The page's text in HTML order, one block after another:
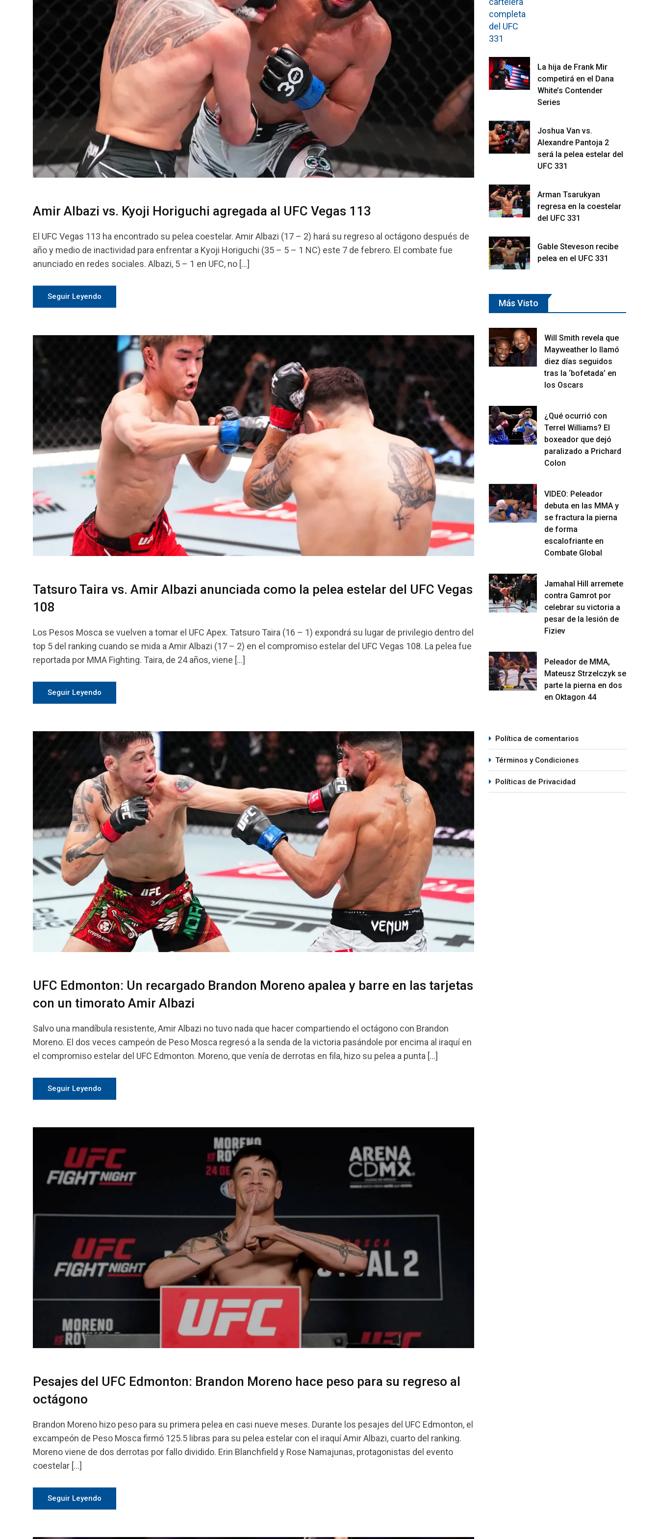
Amir Albazi vs. Kyoji Horiguchi agregada al UFC Vegas 113
El UFC Vegas 113 ha encontrado su pelea coestelar. Amir Albazi (17 – 2) hará su regreso al octágono después de
año y medio de inactividad para enfrentar a Kyoji Horiguchi (35 – 5 – 1 NC) este 7 de febrero. El combate fue
anunciado en redes sociales. Albazi, 5 – 1 en UFC, no […]
Seguir Leyendo
Tatsuro Taira vs. Amir Albazi anunciada como la pelea estelar del UFC Vegas
108
Los Pesos Mosca se vuelven a tomar el UFC Apex. Tatsuro Taira (16 – 1) expondrá su lugar de privilegio dentro del
top 5 del ranking cuando se mida a Amir Albazi (17 – 2) en el compromiso estelar del UFC Vegas 108. La pelea fue
reportada por MMA Fighting. Taira, de 24 años, viene […]
Seguir Leyendo
UFC Edmonton: Un recargado Brandon Moreno apalea y barre en las tarjetas
con un timorato Amir Albazi
Salvo una mandíbula resistente, Amir Albazi no tuvo nada que hacer compartiendo el octágono con Brandon
Moreno. El dos veces campeón de Peso Mosca regresó a la senda de la victoria pasándole por encima al iraquí en
el compromiso estelar del UFC Edmonton. Moreno, que venía de derrotas en fila, hizo su pelea a punta […]
Seguir Leyendo
Pesajes del UFC Edmonton: Brandon Moreno hace peso para su regreso al
octágono
Brandon Moreno hizo peso para su primera pelea en casi nueve meses. Durante los pesajes del UFC Edmonton, el
excampeón de Peso Mosca firmó 125.5 libras para su pelea estelar con el iraquí Amir Albazi, cuarto del ranking.
Moreno viene de dos derrotas por fallo dividido. Erin Blanchfield y Rose Namajunas, protagonistas del evento
coestelar […]
Seguir Leyendo
La hija de Frank Mir
competirá en el Dana
White’s Contender
Series
Joshua Van vs.
Alexandre Pantoja 2
será la pelea estelar del
UFC 331
Arman Tsarukyan
regresa en la coestelar
del UFC 331
Gable Steveson recibe
pelea en el UFC 331
Más Visto
Will Smith revela que
Mayweather lo llamó
diez días seguidos
tras la ‘bofetada’ en
los Oscars
¿Qué ocurrió con
Terrel Williams? El
boxeador que dejó
paralizado a Prichard
Colon
VIDEO: Peleador
debuta en las MMA y
se fractura la pierna
de forma
escalofriante en
Combate Global
Jamahal Hill arremete
contra Gamrot por
celebrar su victoria a
pesar de la lesión de
Fiziev
Peleador de MMA,
Mateusz Strzelczyk se
parte la pierna en dos
en Oktagon 44
Política de comentarios
Términos y Condiciones
Políticas de Privacidad